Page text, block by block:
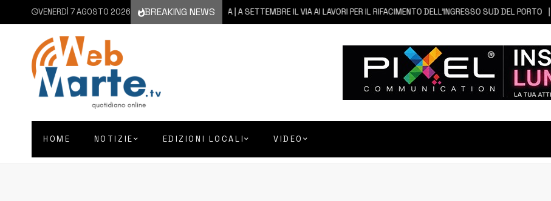
VENERDÌ 7 AGOSTO 2026 BREAKING NEWS
6 AGOSTO 2026 CATANIA | A SETTEMBRE IL VIA AI LAVORI PER IL RIFACIMENTO DELL’INGRESSO SUD DEL PORTO
HOME NOTIZIE EDIZIONI LOCALI VIDEO